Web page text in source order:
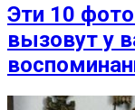
Эти 10
вызовут у